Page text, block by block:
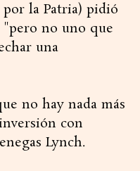
la Patria) pidió
no uno que
una
no hay nada más
con
Lynch.